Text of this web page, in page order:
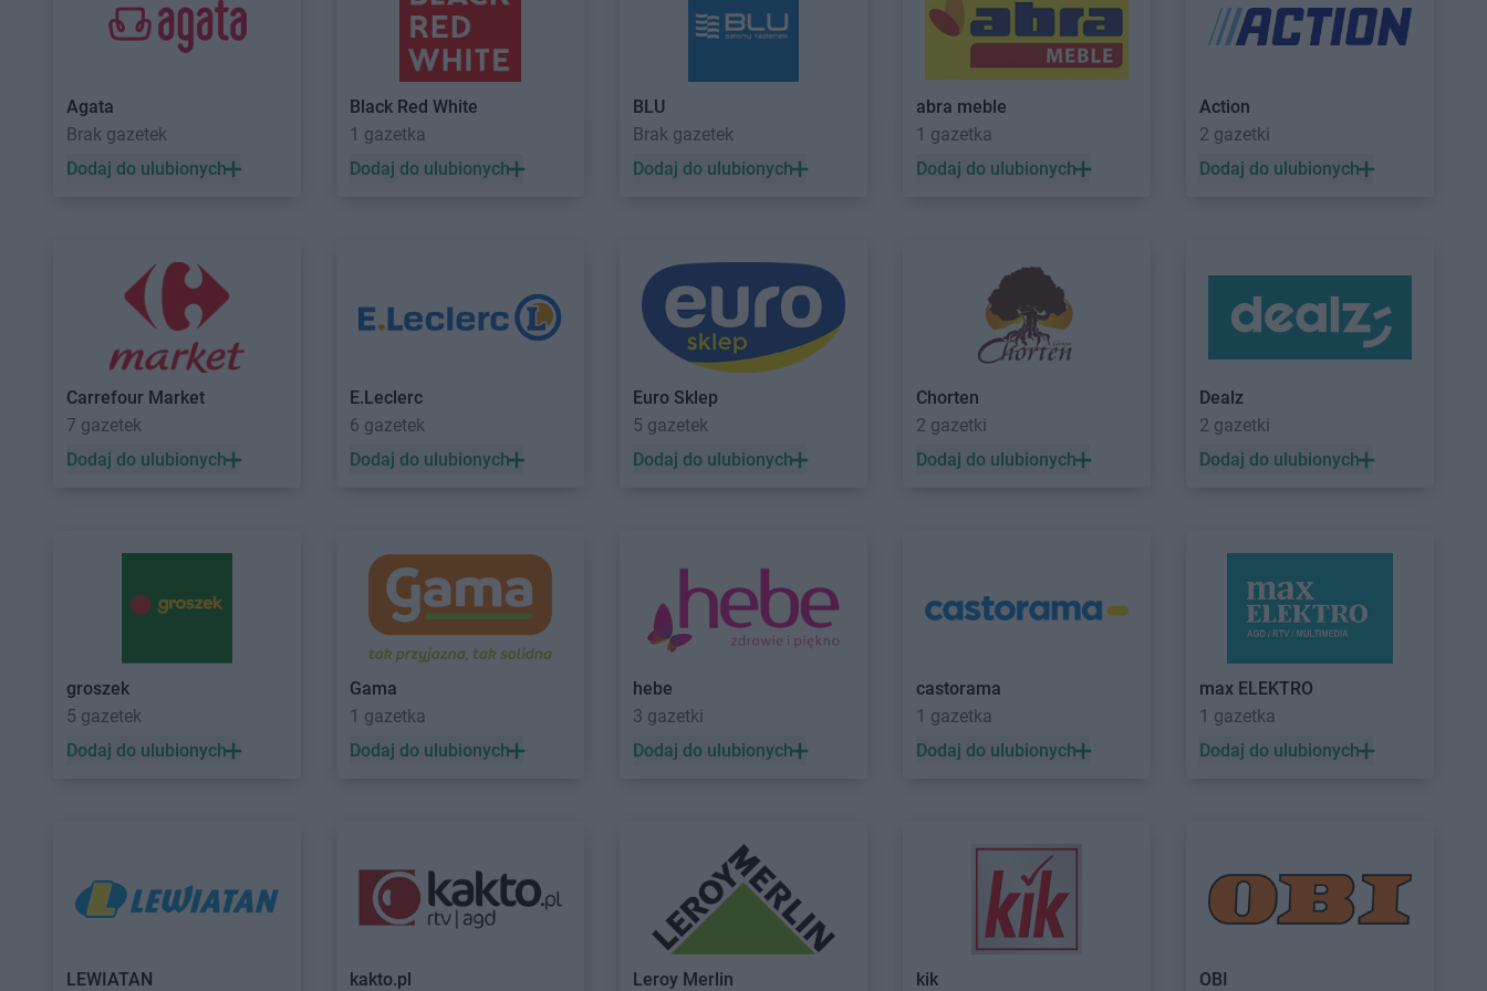
Mława
Nowy Sącz
BLU Olsztyn BLU Ostrowiec Świętokrzyski
Skarżysko-Kamienna Suwałki
Świdnica
Tarnobrzeg Tczew
BLU Węgrów BLU Włocławek
BLU Zamość BLU Zduńska Wola BLU Zielona Góra
Agata
Brak gazetek
Dodaj do ulubionych
Black Red White
1 gazetka
Dodaj do ulubionych
BLU
Brak gazetek
Dodaj do ulubionych
abra meble
1 gazetka
Dodaj do ulubionych
Action
2 gazetki
Dodaj do ulubionych
Carrefour Market
7 gazetek
Dodaj do ulubionych
E.Leclerc
6 gazetek
Dodaj do ulubionych
Euro Sklep
5 gazetek
Dodaj do ulubionych
Chorten
2 gazetki
Dodaj do ulubionych
Dealz
2 gazetki
Dodaj do ulubionych
groszek
5 gazetek
Dodaj do ulubionych
Gama
1 gazetka
Dodaj do ulubionych
hebe
3 gazetki
Dodaj do ulubionych
castorama
1 gazetka
Dodaj do ulubionych
max ELEKTRO
1 gazetka
Dodaj do ulubionych
LEWIATAN kakto.pl Leroy Merlin kik OBI